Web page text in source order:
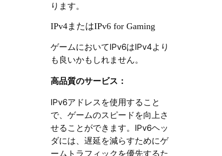
ります。
IPv4またはIPv6 for Gaming
ゲームにおいてIPv6はIPv4より
も良いかもしれません。
高品質のサービス：
IPv6アドレスを使用すること
で、ゲームのスピードを向上さ
せることができます。IPv6ヘッ
ダには、遅延を減らすためにゲ
ームトラフィックを優先するた